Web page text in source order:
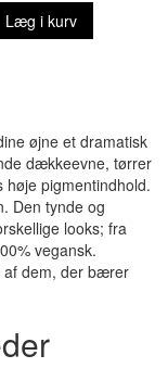
Læg i kurv
øjne et dramatisk
dækkeevne, tørrer
pigmentindhold.
Den tynde og
looks; fra
vegansk.
af dem, der bærer